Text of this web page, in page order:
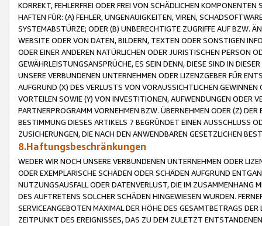
KORREKT, FEHLERFREI ODER FREI VON SCHÄDLICHEN
HAFTEN FÜR: (A) FEHLER, UNGENAUIGKEITEN, VIREN,
SYSTEMABSTÜRZE; ODER (B) UNBERECHTIGTE ZUGRIFFE AUF BZW.
WEBSITE ODER VON DATEN, BILDERN, TEXTEN ODER SONSTIGEN
ODER EINER ANDEREN NATÜRLICHEN ODER JURISTISCHEN PERSON
GEWÄHRLEISTUNGSANSPRÜCHE, ES SEIN DENN, DIESE SIND IN
UNSERE VERBUNDENEN UNTERNEHMEN ODER LIZENZGEBER FÜR
AUFGRUND (X) DES VERLUSTS VON VORAUSSICHTLICHEN
VORTEILEN SOWIE (Y) VON INVESTITIONEN, AUFWENDUNGEN ODER
PARTNERPROGRAMM VORNEHMEN BZW. ÜBERNEHMEN ODER (Z)
BESTIMMUNG DIESES ARTIKELS 7 BEGRÜNDET EINEN AUSSCHLUSS
ZUSICHERUNGEN, DIE NACH DEN ANWENDBAREN GESETZLICHEN
8.Haftungsbeschränkungen
WEDER WIR NOCH UNSERE VERBUNDENEN UNTERNEHMEN ODER
ODER EXEMPLARISCHE SCHÄDEN ODER SCHÄDEN AUFGRUND
NUTZUNGSAUSFALL ODER DATENVERLUST, DIE IM ZUSAMMENHANG
DES AUFTRETENS SOLCHER SCHÄDEN HINGEWIESEN WURDEN.
SERVICEANGEBOTEN MAXIMAL DER HÖHE DES GESAMTBETRAGS
ZEITPUNKT DES EREIGNISSES, DAS ZU DEM ZULETZT